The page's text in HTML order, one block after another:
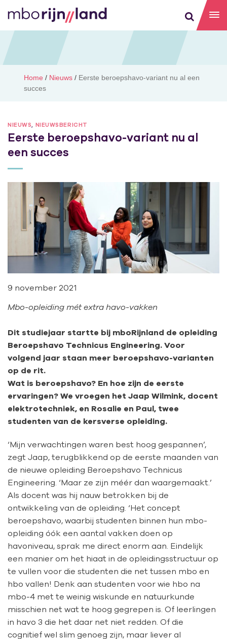
Home / Nieuws / Eerste beroepshavo-variant nu al een
succes
NIEUWS NIEUWSBERICHT
Eerste beroepshavo-variant nu al
een succes
9 november 2021
Mbo-opleiding mét extra havo-vakken
Dit studiejaar startte bij mboRijnland de opleiding
Beroepshavo Technicus Engineering. Voor
volgend jaar staan meer beroepshavo-varianten
op de rit.
Wat is beroepshavo? En hoe zijn de eerste
ervaringen? We vroegen het Jaap Wilmink, docent
elektrotechniek, en Rosalie en Paul, twee
studenten van de kersverse opleiding.
‘Mijn verwachtingen waren best hoog gespannen’,
zegt Jaap, terugblikkend op de eerste maanden van
de nieuwe opleiding Beroepshavo Technicus
Engineering. ‘Maar ze zijn méér dan waargemaakt.’
Als docent was hij nauw betrokken bij de
ontwikkeling van de opleiding. ‘Het concept
beroepshavo, waarbij studenten binnen hun mbo-
opleiding óók een aantal vakken doen op
havoniveau, sprak me direct enorm aan. Eindelijk
een manier om het hiaat in de opleidingsstructuur op
te vullen voor die studenten die net tussen mbo en
hbo vallen! Denk aan studenten voor wie hbo na
mbo-4 met te weinig wiskunde en natuurkunde
misschien net wat te hoog gegrepen is. Of leerlingen
in havo 3 die het daar net niet redden. Of die
cognitief wel slim genoeg zijn, maar liever al